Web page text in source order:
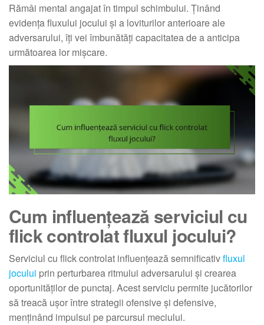
Rămâi mental angajat în timpul schimbului. Ținând
evidența fluxului jocului și a loviturilor anterioare ale
adversarului, îți vei îmbunătăți capacitatea de a anticipa
următoarea lor mișcare.
Cum influențează serviciul cu
flick controlat fluxul jocului?
Serviciul cu flick controlat influențează semnificativfluxul
jocului prin perturbarea ritmului adversarului și crearea
oportunităților de punctaj. Acest serviciu permite jucătorilor
să treacă ușor între strategii ofensive și defensive,
menținând impulsul pe parcursul meciului.